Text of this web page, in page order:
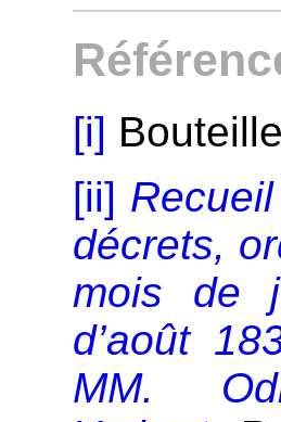
[i]
[ii]
décrets,
mois de
d’août
MM.